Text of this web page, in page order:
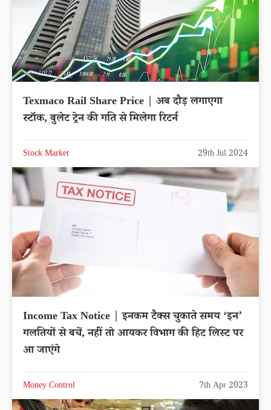
Texmaco Rail Share Price | अब दौड़ लगाएगा
स्टॉक, बुलेट ट्रेन की गति से मिलेगा रिटर्न
Stock Market 29th Jul 2024
Income Tax Notice | इनकम टैक्स चुकाते समय ‘इन’
गलतियों से बचें, नहीं तो आयकर विभाग की हिट लिस्ट पर
आ जाएंगे
Money Control 7th Apr 2023